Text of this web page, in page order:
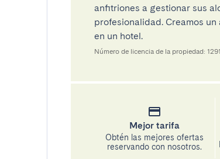
anfitriones a gestionar sus
profesionalidad. Creamos
en un hotel.
Número de licencia de la propiedad:
Mejor tarifa
Obtén las mejores ofertas
reservando con nosotros.